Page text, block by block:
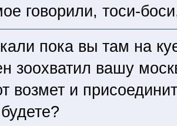
говорили, тоси-
пока вы там на
зоохватил вашу
возмет и